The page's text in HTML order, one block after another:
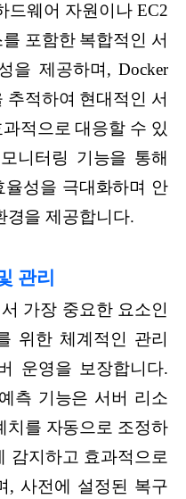
드웨어 자원이나 EC2
포함한 복합적인 서
을 제공하며, Docker
추적하여 현대적인 서
적으로 대응할 수 있
니터링 기능을 통해
율성을 극대화하며 안
경을 제공합니다.
관리
가장 중요한 요소인
위한 체계적인 관리
운영을 보장합니다.
측 기능은 서버 리소
치를 자동으로 조정하
감지하고 효과적으로
, 사전에 설정된 복구